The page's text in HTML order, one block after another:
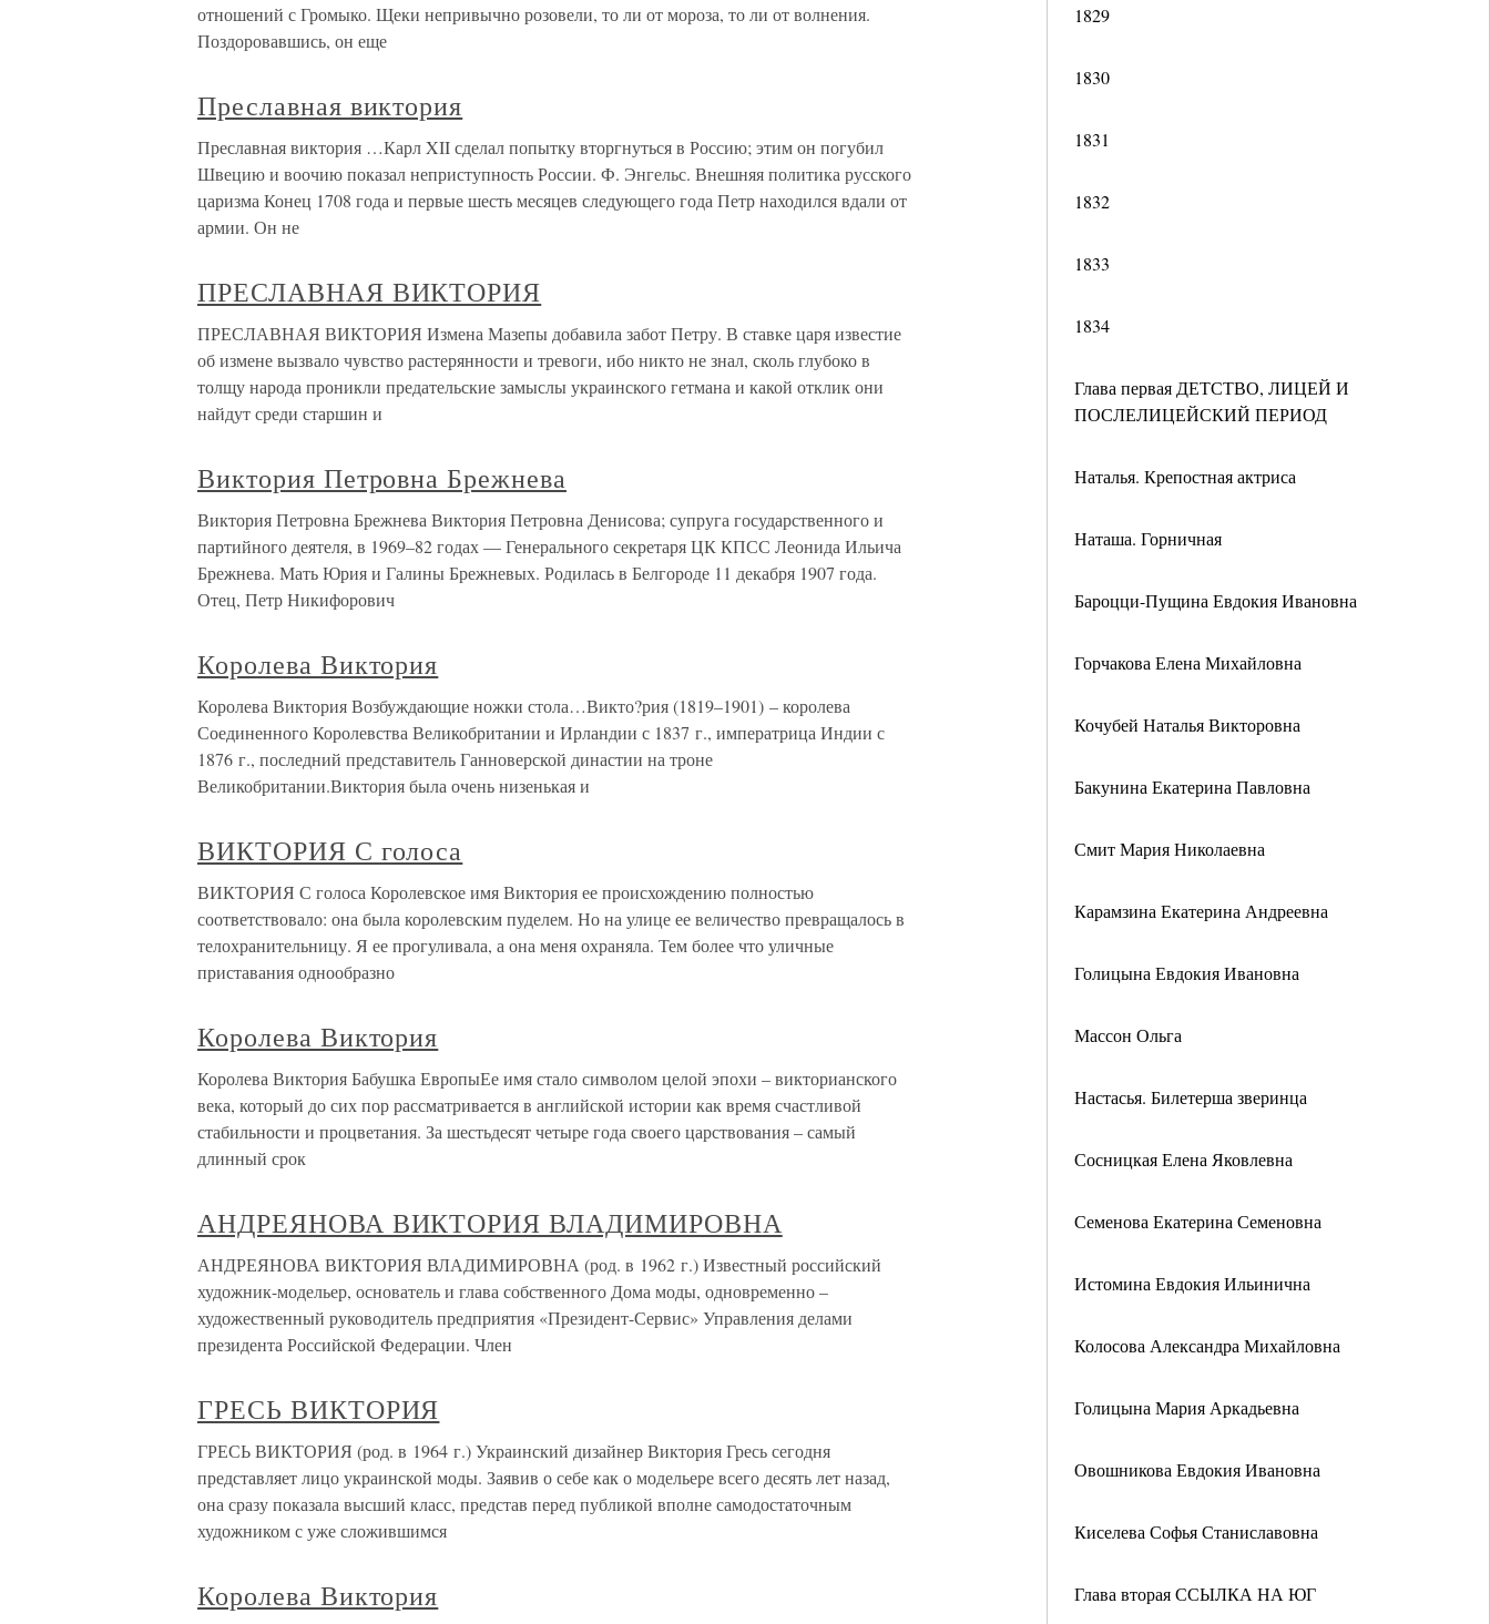
1829
1830
1831
1832
1833
1834
Глава первая ДЕТСТВО, ЛИЦЕЙ И
ПОСЛЕЛИЦЕЙСКИЙ ПЕРИОД
Наталья. Крепостная актриса
Наташа. Горничная
Бароцци-Пущина Евдокия Ивановна
Горчакова Елена Михайловна
Кочубей Наталья Викторовна
Бакунина Екатерина Павловна
Смит Мария Николаевна
Карамзина Екатерина Андреевна
Голицына Евдокия Ивановна
Массон Ольга
Настасья. Билетерша зверинца
Сосницкая Елена Яковлевна
Семенова Екатерина Семеновна
Истомина Евдокия Ильинична
Колосова Александра Михайловна
Голицына Мария Аркадьевна
Овошникова Евдокия Ивановна
Киселева Софья Станиславовна
Глава вторая ССЫЛКА НА ЮГ
отношений с Громыко. Щеки непривычно розовели, то ли от мороза, то ли от волнения.
Поздоровавшись, он еще
Преславная виктория
Преславная виктория …Карл XII сделал попытку вторгнуться в Россию; этим он погубил
Швецию и воочию показал неприступность России. Ф. Энгельс. Внешняя политика русского
царизма Конец 1708 года и первые шесть месяцев следующего года Петр находился вдали от
армии. Он не
ПРЕСЛАВНАЯ ВИКТОРИЯ
ПРЕСЛАВНАЯ ВИКТОРИЯ Измена Мазепы добавила забот Петру. В ставке царя известие
об измене вызвало чувство растерянности и тревоги, ибо никто не знал, сколь глубоко в
толщу народа проникли предательские замыслы украинского гетмана и какой отклик они
найдут среди старшин и
Виктория Петровна Брежнева
Виктория Петровна Брежнева Виктория Петровна Денисова; супруга государственного и
партийного деятеля, в 1969–82 годах — Генерального секретаря ЦК КПСС Леонида Ильича
Брежнева. Мать Юрия и Галины Брежневых. Родилась в Белгороде 11 декабря 1907 года.
Отец, Петр Никифорович
Королева Виктория
Королева Виктория Возбуждающие ножки стола…Викто?рия (1819–1901) – королева
Соединенного Королевства Великобритании и Ирландии с 1837 г., императрица Индии с
1876 г., последний представитель Ганноверской династии на троне
Великобритании.Виктория была очень низенькая и
ВИКТОРИЯ С голоса
ВИКТОРИЯ С голоса Королевское имя Виктория ее происхождению полностью
соответствовало: она была королевским пуделем. Но на улице ее величество превращалось в
телохранительницу. Я ее прогуливала, а она меня охраняла. Тем более что уличные
приставания однообразно
Королева Виктория
Королева Виктория Бабушка ЕвропыЕе имя стало символом целой эпохи – викторианского
века, который до сих пор рассматривается в английской истории как время счастливой
стабильности и процветания. За шестьдесят четыре года своего царствования – самый
длинный срок
АНДРЕЯНОВА ВИКТОРИЯ ВЛАДИМИРОВНА
АНДРЕЯНОВА ВИКТОРИЯ ВЛАДИМИРОВНА (род. в 1962 г.) Известный российский
художник-модельер, основатель и глава собственного Дома моды, одновременно –
художественный руководитель предприятия «Президент-Сервис» Управления делами
президента Российской Федерации. Член
ГРЕСЬ ВИКТОРИЯ
ГРЕСЬ ВИКТОРИЯ (род. в 1964 г.) Украинский дизайнер Виктория Гресь сегодня
представляет лицо украинской моды. Заявив о себе как о модельере всего десять лет назад,
она сразу показала высший класс, представ перед публикой вполне самодостаточным
художником с уже сложившимся
Королева Виктория